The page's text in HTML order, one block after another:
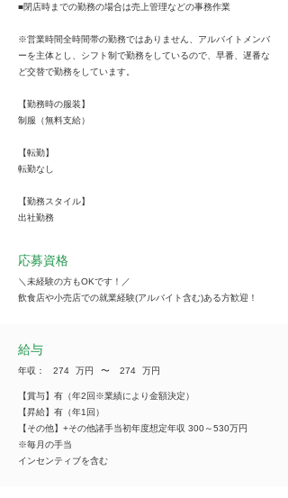
■閉店時までの勤務の場合は売上管理などの事務作業
※営業時間全時間帯の勤務ではありません、アルバイトメンバ
ーを主体とし、シフト制で勤務をしているので、早番、遅番な
ど交替で勤務をしています。
【勤務時の服装】
制服（無料支給）
【転勤】
転勤なし
【勤務スタイル】
出社勤務
応募資格
＼未経験の方もOKです！／
飲食店や小売店での就業経験(アルバイト含む)ある方歓迎！
給与
年収： 274 万円 ​〜 274 万円
【賞与】有（年2回※業績により金額決定）
【昇給】有（年1回）
【その他】+その他諸手当初年度想定年収 300～530万円
※毎月の手当
インセンティブを含む